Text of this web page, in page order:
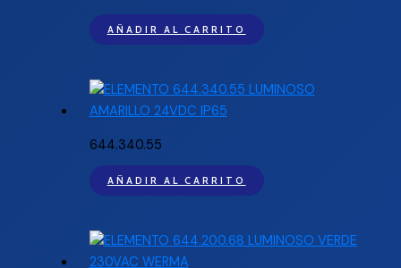
AÑADIR AL CARRITO
644.340.55
AÑADIR AL CARRITO